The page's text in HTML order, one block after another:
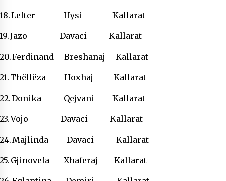
Lefter Hysi Kallarat
Jazo Davaci Kallarat
Ferdinand Breshanaj Kallarat
Thëllëza Hoxhaj Kallarat
Donika Qejvani Kallarat
Vojo Davaci Kallarat
Majlinda Davaci Kallarat
Gjinovefa Xhaferaj Kallarat